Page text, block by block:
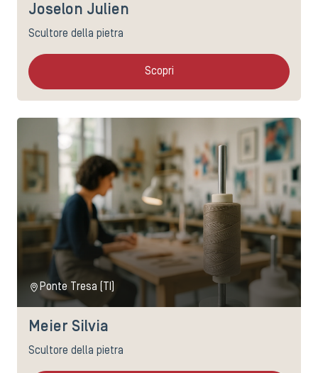
Joselon Julien
Scultore della pietra
Scopri
Ponte Tresa (TI)
Meier Silvia
Scultore della pietra